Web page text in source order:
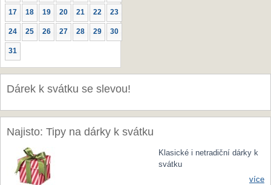
17 18 19 20 21 22 23
24 25 26 27 28 29 30
31
Dárek k svátku se slevou!
Najisto: Tipy na dárky k svátku
Klasické i netradiční dárky k
svátku
více